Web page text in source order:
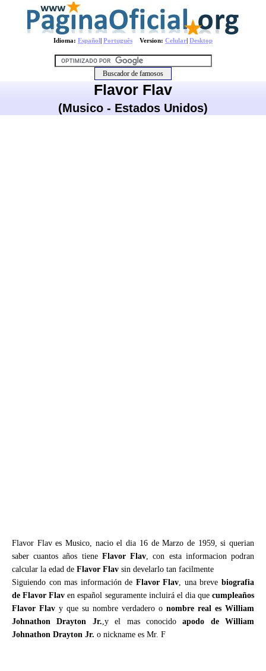
Idioma: Español| Português Version: Celular| Desktop
Flavor Flav
(Musico - Estados Unidos)
Flavor Flav es Musico, nacio el dia 16 de Marzo de 1959, si querian
saber cuantos años tiene Flavor Flav, con esta informacion podran
calcular la edad de Flavor Flav sin develarlo tan facilmente
Siguiendo con mas información de Flavor Flav, una brevebiografia
de Flavor Flav en español seguramente incluirá el dia quecumpleaños
Flavor Flav y que su nombre verdadero o nombre real es William
Johnathon Drayton Jr.,y el mas conocidoapodo de William
Johnathon Drayton Jr. o nickname es Mr. F